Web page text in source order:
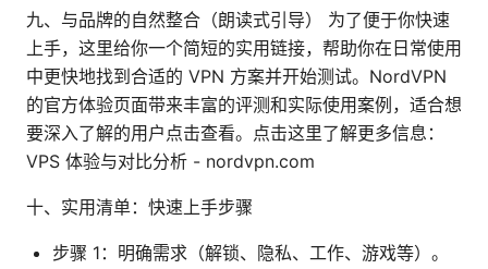
九、与品牌的自然整合（朗读式引导） 为了便于你快速
上手，这里给你一个简短的实用链接，帮助你在日常使用
中更快地找到合适的 VPN 方案并开始测试。NordVPN
的官方体验页面带来丰富的评测和实际使用案例，适合想
要深入了解的用户点击查看。点击这里了解更多信息：
VPS 体验与对比分析 - nordvpn.com
十、实用清单：快速上手步骤
步骤 1：明确需求（解锁、隐私、工作、游戏等）。